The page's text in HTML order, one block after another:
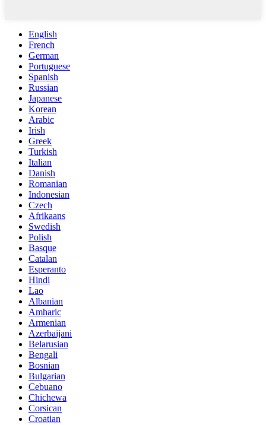
English
French
German
Portuguese
Spanish
Russian
Japanese
Korean
Arabic
Irish
Greek
Turkish
Italian
Danish
Romanian
Indonesian
Czech
Afrikaans
Swedish
Polish
Basque
Catalan
Esperanto
Hindi
Lao
Albanian
Amharic
Armenian
Azerbaijani
Belarusian
Bengali
Bosnian
Bulgarian
Cebuano
Chichewa
Corsican
Croatian